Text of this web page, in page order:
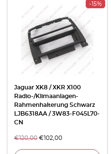
-15%
Jaguar XK8 / XKR X100
Radio-/Klimaanlagen-
Rahmenhalterung Schwarz
LJB6318AA / 3W83-F045L70-
CN
€120,00 €102,00